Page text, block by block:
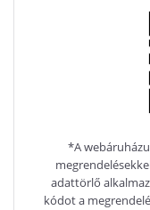
*A
adattörlő
kódot a